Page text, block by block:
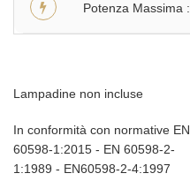
Potenza Massima
Lampadine non incluse
In conformità con normative EN
60598-1:2015 - EN 60598-2-
1:1989 - EN60598-2-4:1997